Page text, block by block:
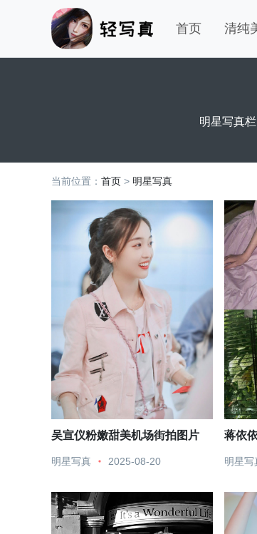
首页 清纯
明星写真
当前位置： 首页 > 明星写真
吴宣仪粉嫩甜美机场街拍图片
明星写真 2025-08-20
蒋依
明星写